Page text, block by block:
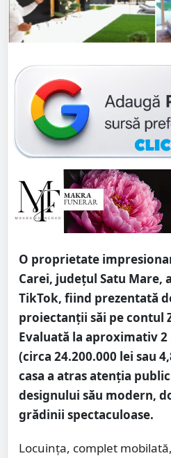
O proprietate
Carei, județul Satu Mare,
TikTok, fiind prezentată
proiectanții săi pe contul
Evaluată la aproximativ
(circa 24.200.000 lei sau
casa a atras atenția
designului său modern,
grădinii spectaculoase.
Locuința, complet